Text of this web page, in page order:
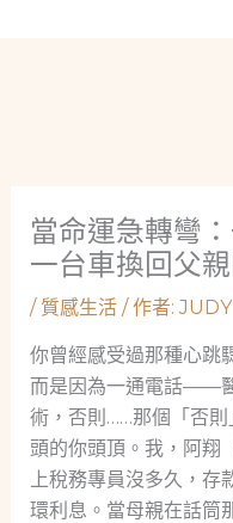
當命運急轉彎
一台車換回父
/ 質感生活/ 作者:JUDY
你曾經感受過那種心跳
而是因為一通電話——
術，否則……那個「否
頭的你頭頂。我，阿翔
上稅務專員沒多久，
環利息。當母親在話筒